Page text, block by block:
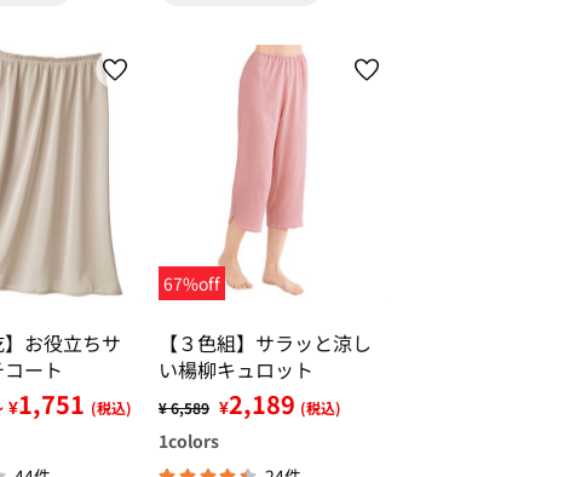
】お役立ちサ
ート
¥1,751 (税込)
67%off
【３色組】サラッと涼し
い楊柳キュロット
¥ 6,589 ¥2,189 (税込)
1colors